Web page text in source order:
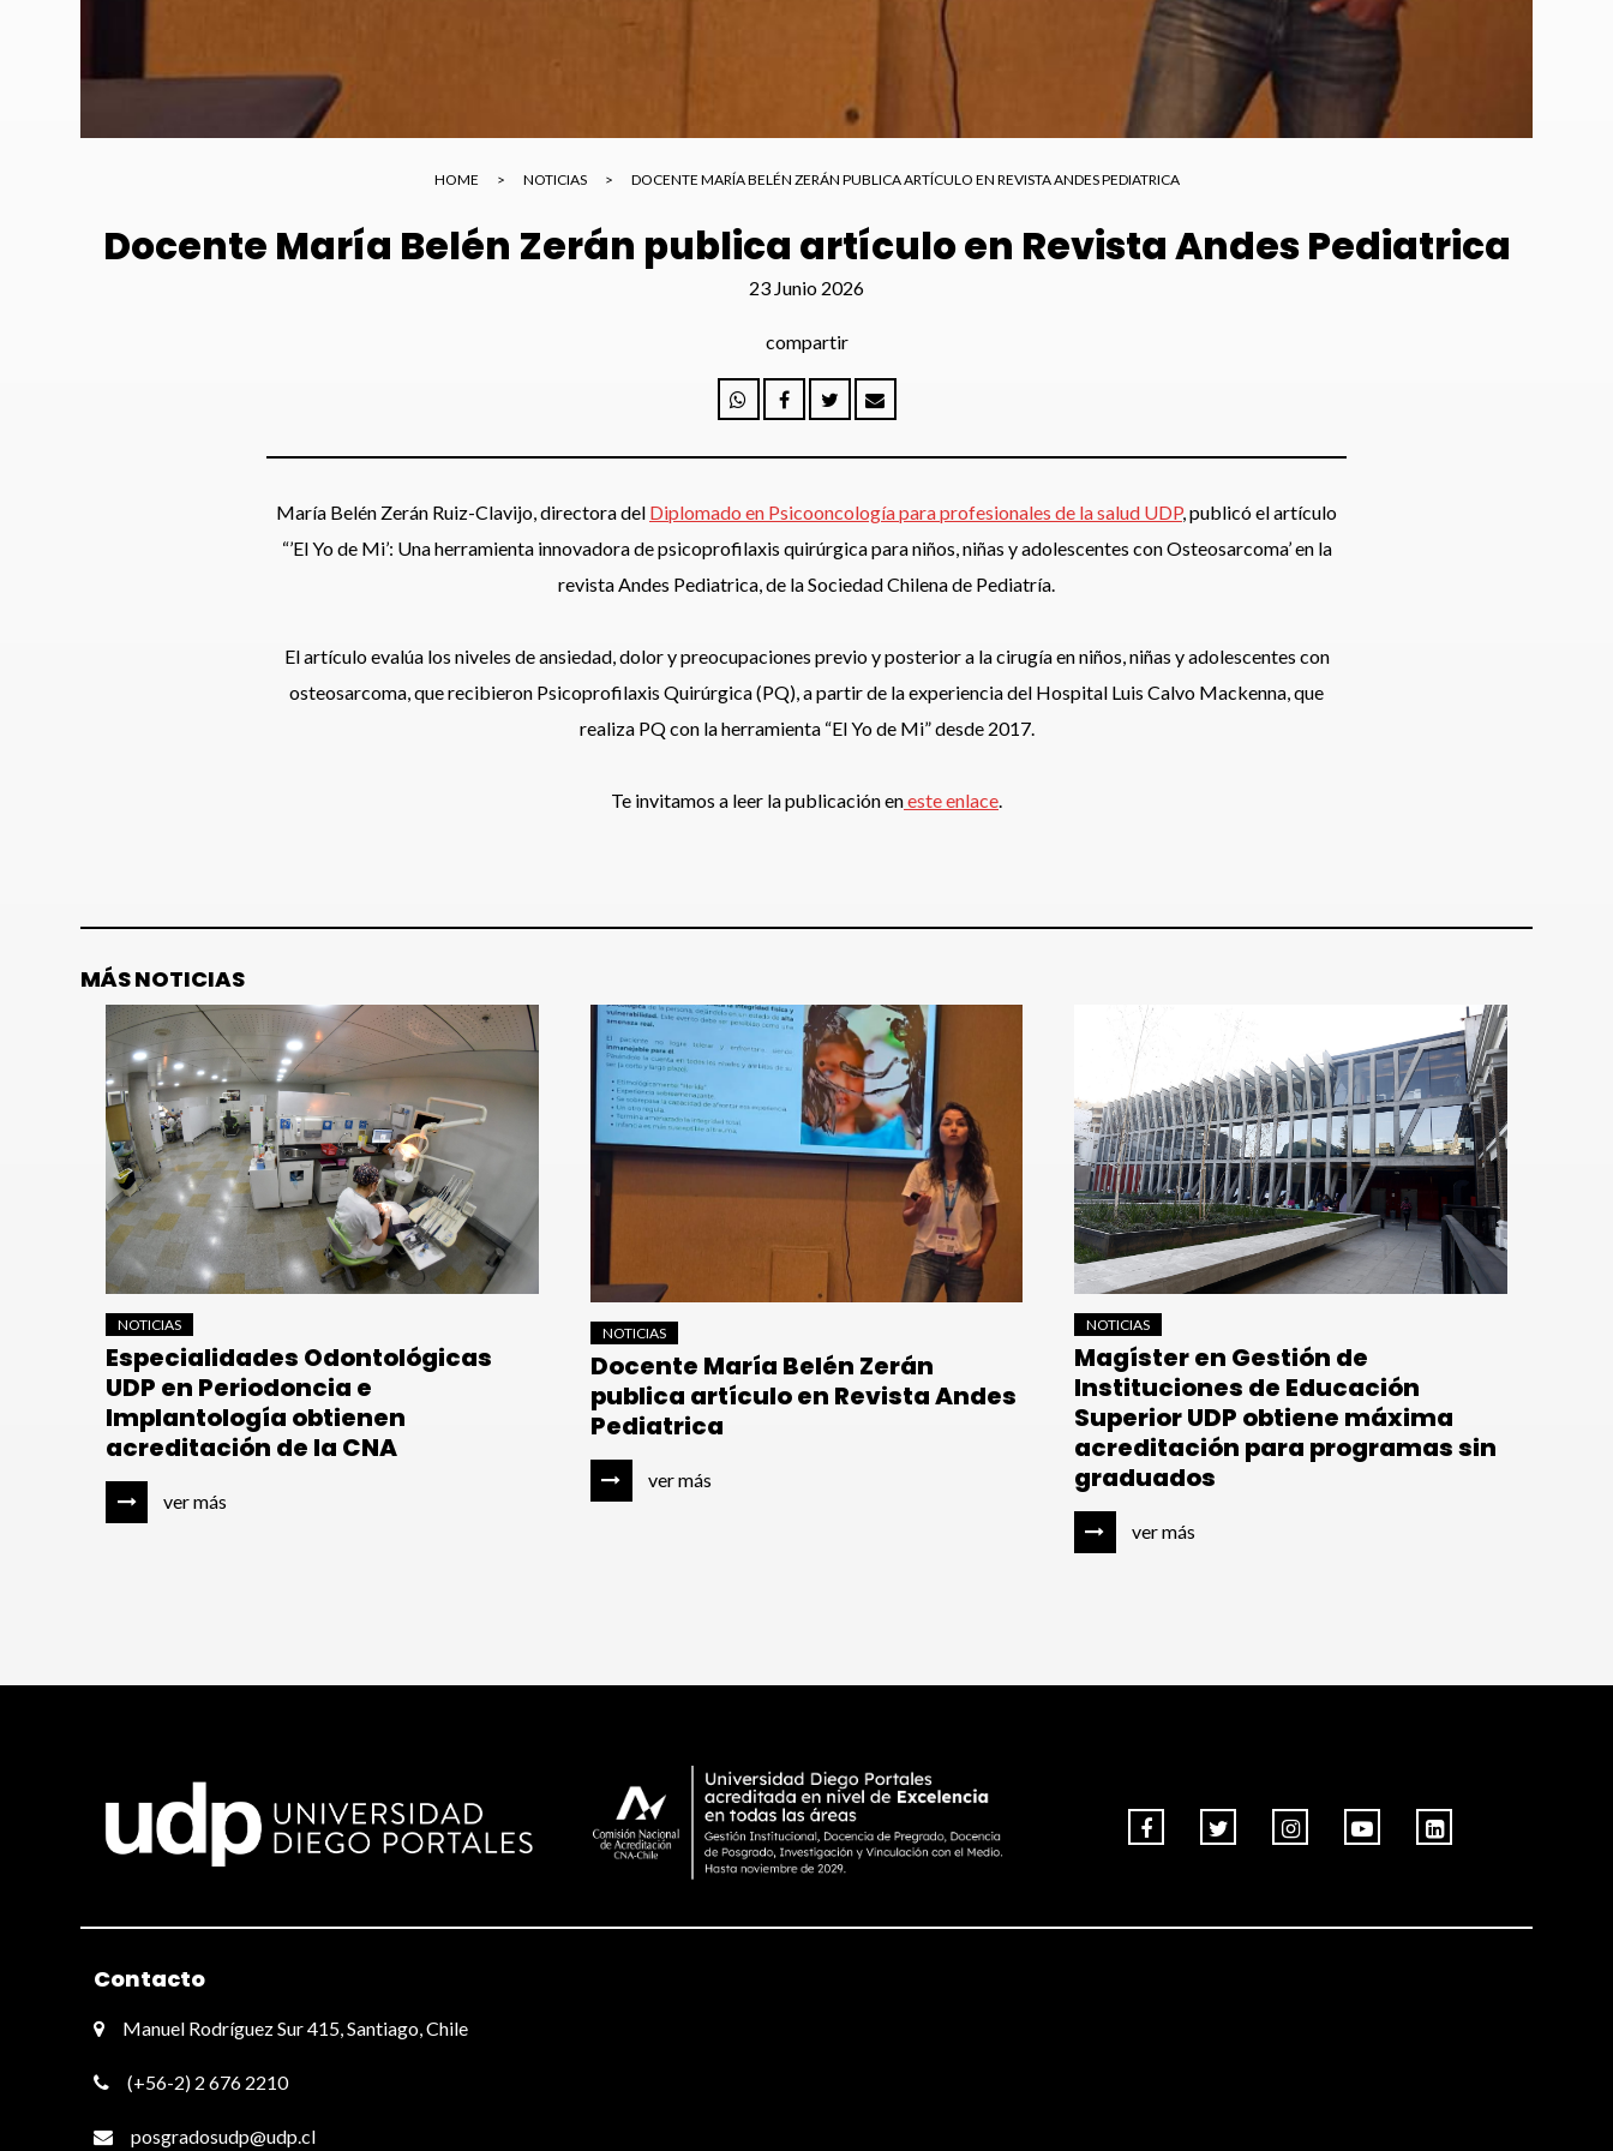
HOME > NOTICIAS > DOCENTE MARÍA BELÉN ZERÁN PUBLICA ARTÍCULO EN REVISTA ANDES PEDIATRICA
Docente María Belén Zerán publica artículo en Revista Andes Pediatrica
23 Junio 2026
compartir
María Belén Zerán Ruiz-Clavijo, directora del Diplomado en Psicooncología para profesionales de la salud UDP, publicó el artículo
“’El Yo de Mi’: Una herramienta innovadora de psicoprofilaxis quirúrgica para niños, niñas y adolescentes con Osteosarcoma’ en la
revista Andes Pediatrica, de la Sociedad Chilena de Pediatría.
El artículo evalúa los niveles de ansiedad, dolor y preocupaciones previo y posterior a la cirugía en niños, niñas y adolescentes con
osteosarcoma, que recibieron Psicoprofilaxis Quirúrgica (PQ), a partir de la experiencia del Hospital Luis Calvo Mackenna, que
realiza PQ con la herramienta “El Yo de Mi” desde 2017.
Te invitamos a leer la publicación eneste enlace.
MÁS NOTICIAS
NOTICIAS
Especialidades Odontológicas
UDP en Periodoncia e
Implantología obtienen
acreditación de la CNA
ver más
NOTICIAS
Docente María Belén Zerán
publica artículo en Revista Andes
Pediatrica
ver más
NOTICIAS
Magíster en Gestión de
Instituciones de Educación
Superior UDP obtiene máxima
acreditación para programas sin
graduados
ver más
Contacto
Manuel Rodríguez Sur 415, Santiago, Chile
(+56-2) 2 676 2210
posgradosudp@udp.cl